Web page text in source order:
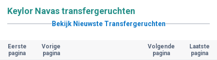
Keylor Navas transfergeruchten
Bekijk Nieuwste Transfergeruchten
Eerste
pagina
Vorige
pagina
Volgende
pagina
Laatste
pagina